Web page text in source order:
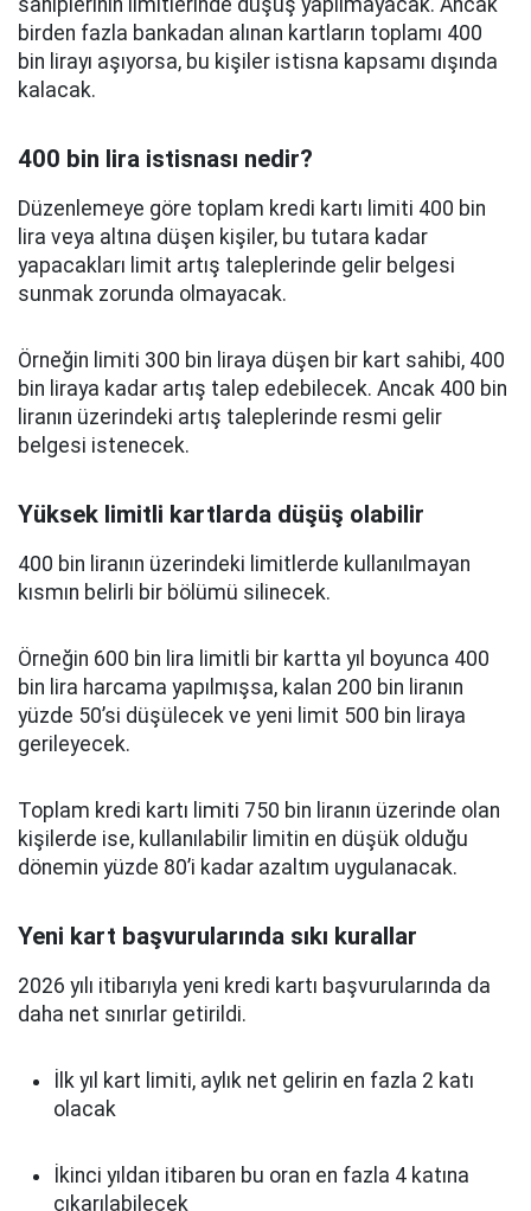
sahiplerinin limitlerinde düşüş yapılmayacak. Ancak
birden fazla bankadan alınan kartların toplamı 400
bin lirayı aşıyorsa, bu kişiler istisna kapsamı dışında
kalacak.
400 bin lira istisnası nedir?
Düzenlemeye göre toplam kredi kartı limiti 400 bin
lira veya altına düşen kişiler, bu tutara kadar
yapacakları limit artış taleplerinde gelir belgesi
sunmak zorunda olmayacak.
Örneğin limiti 300 bin liraya düşen bir kart sahibi, 400
bin liraya kadar artış talep edebilecek. Ancak 400 bin
liranın üzerindeki artış taleplerinde resmi gelir
belgesi istenecek.
Yüksek limitli kartlarda düşüş olabilir
400 bin liranın üzerindeki limitlerde kullanılmayan
kısmın belirli bir bölümü silinecek.
Örneğin 600 bin lira limitli bir kartta yıl boyunca 400
bin lira harcama yapılmışsa, kalan 200 bin liranın
yüzde 50’si düşülecek ve yeni limit 500 bin liraya
gerileyecek.
Toplam kredi kartı limiti 750 bin liranın üzerinde olan
kişilerde ise, kullanılabilir limitin en düşük olduğu
dönemin yüzde 80’i kadar azaltım uygulanacak.
Yeni kart başvurularında sıkı kurallar
2026 yılı itibarıyla yeni kredi kartı başvurularında da
daha net sınırlar getirildi.
İlk yıl kart limiti, aylık net gelirin en fazla 2 katı
olacak
İkinci yıldan itibaren bu oran en fazla 4 katına
çıkarılabilecek